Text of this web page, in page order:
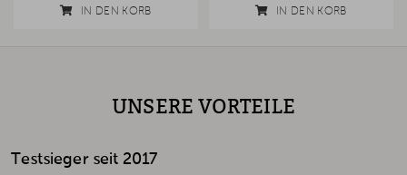
IN DEN KORB IN DEN KORB
UNSERE VORTEILE
Testsieger seit 2017